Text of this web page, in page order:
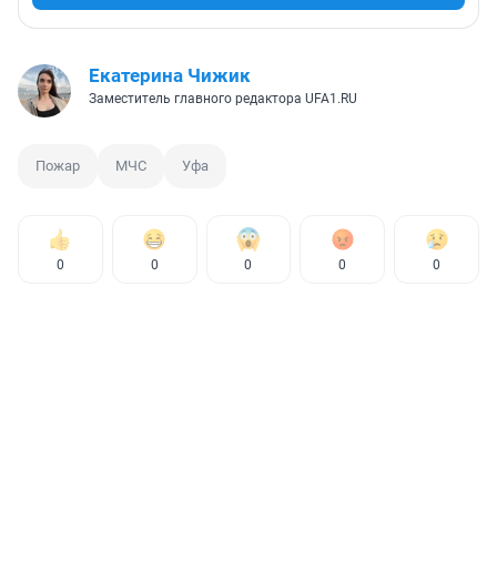
Екатерина Чижик
Заместитель главного редактора UFA1.RU
Пожар МЧС Уфа
0 0 0 0 0